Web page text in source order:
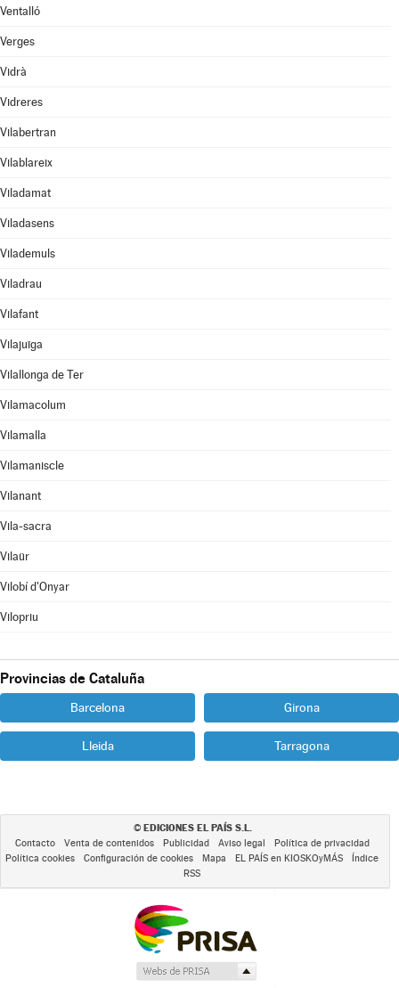
Ventalló
Verges
Vidrà
Vidreres
Vilabertran
Vilablareix
Viladamat
Viladasens
Vilademuls
Viladrau
Vilafant
Vilajuïga
Vilallonga de Ter
Vilamacolum
Vilamalla
Vilamaniscle
Vilanant
Vila-sacra
Vilaür
Vilobí d'Onyar
Vilopriu
Provincias de Cataluña
Barcelona Girona
Lleida Tarragona
© EDICIONES EL PAÍS S.L.
Contacto Venta de contenidos Publicidad Aviso legal
Política de privacidad
Política cookies
Configuración de cookies Mapa EL PAÍS en KIOSKOyMÁS
Índice
RSS